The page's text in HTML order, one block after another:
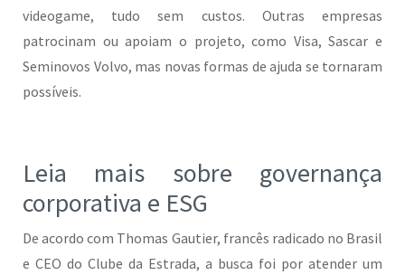
videogame, tudo sem custos. Outras empresas
patrocinam ou apoiam o projeto, como Visa, Sascar e
Seminovos Volvo, mas novas formas de ajuda se tornaram
possíveis.
Leia mais sobre governança
corporativa e ESG
De acordo com Thomas Gautier, francês radicado no Brasil
e CEO do Clube da Estrada, a busca foi por atender um